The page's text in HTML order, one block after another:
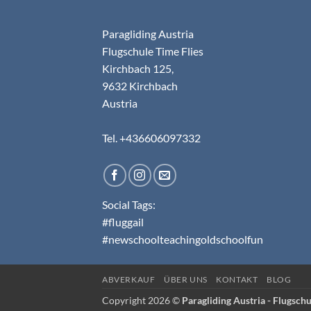
Paragliding Austria
Flugschule Time Flies
Kirchbach 125,
9632 Kirchbach
Austria
Tel. +436606097332
Social Tags:
#fluggail
#newschoolteachingoldschoolfun
ABVERKAUF ÜBER UNS KONTAKT BLOG
Copyright 2026 © Paragliding Austria -